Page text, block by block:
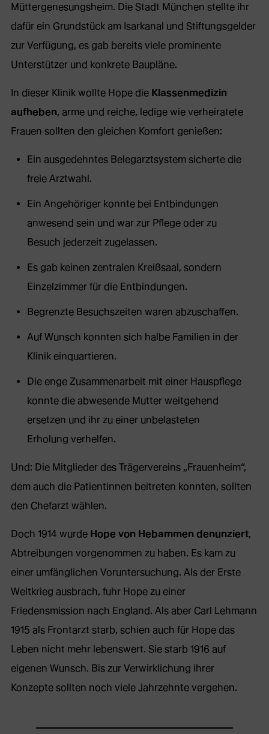
Müttergenesungsheim. Die Stadt München stellte ihr
dafür ein Grundstück am Isarkanal und Stiftungsgelder
zur Verfügung, es gab bereits viele prominente
Unterstützer und konkrete Baupläne.
In dieser Klinik wollte Hope die Klassenmedizin
aufheben, arme und reiche, ledige wie verheiratete
Frauen sollten den gleichen Komfort genießen:
Ein ausgedehntes Belegarztsystem sicherte die
freie Arztwahl.
Ein Angehöriger konnte bei Entbindungen
anwesend sein und war zur Pflege oder zu
Besuch jederzeit zugelassen.
Es gab keinen zentralen Kreißsaal, sondern
Einzelzimmer für die Entbindungen.
Begrenzte Besuchszeiten waren abzuschaffen.
Auf Wunsch konnten sich halbe Familien in der
Klinik einquartieren.
Die enge Zusammenarbeit mit einer Hauspflege
konnte die abwesende Mutter weitgehend
ersetzen und ihr zu einer unbelasteten
Erholung verhelfen.
Und: Die Mitglieder des Trägervereins „Frauenheim“,
dem auch die Patientinnen beitreten konnten, sollten
den Chefarzt wählen.
Doch 1914 wurde Hope von Hebammen denunziert,
Abtreibungen vorgenommen zu haben. Es kam zu
einer umfänglichen Voruntersuchung. Als der Erste
Weltkrieg ausbrach, fuhr Hope zu einer
Friedensmission nach England. Als aber Carl Lehmann
1915 als Frontarzt starb, schien auch für Hope das
Leben nicht mehr lebenswert. Sie starb 1916 auf
eigenen Wunsch. Bis zur Verwirklichung ihrer
Konzepte sollten noch viele Jahrzehnte vergehen.